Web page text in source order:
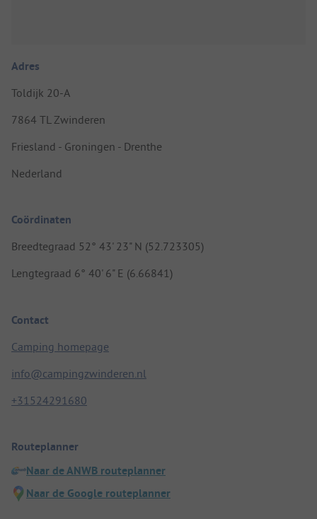
Adres
Toldijk 20-A
7864 TL Zwinderen
Friesland - Groningen - Drenthe
Nederland
Coördinaten
Breedtegraad 52° 43' 23" N (52.723305)
Lengtegraad 6° 40' 6" E (6.66841)
Contact
Camping homepage
info@campingzwinderen.nl
+31524291680
Routeplanner
Naar de ANWB routeplanner
Naar de Google routeplanner